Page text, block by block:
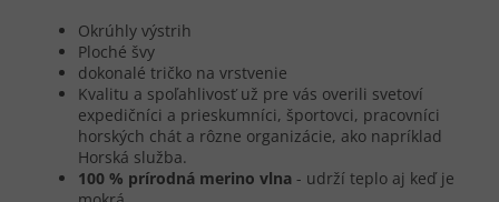
Okrúhly výstrih
Ploché švy
dokonalé tričko na vrstvenie
Kvalitu a spoľahlivosť už pre vás overili svetoví
expedičníci a prieskumníci, športovci, pracovníci
horských chát a rôzne organizácie, ako napríklad
Horská služba.
100 % prírodná merino vlna - udrží teplo aj keď je